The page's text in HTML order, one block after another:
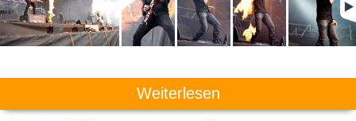
Weiterlesen